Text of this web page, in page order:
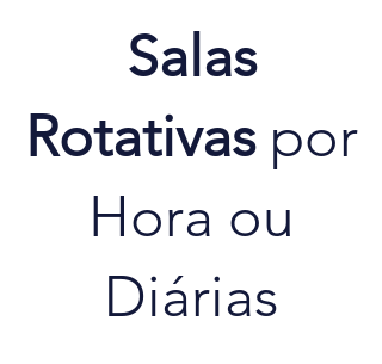
Salas
Rotativas por
Hora ou
Diárias